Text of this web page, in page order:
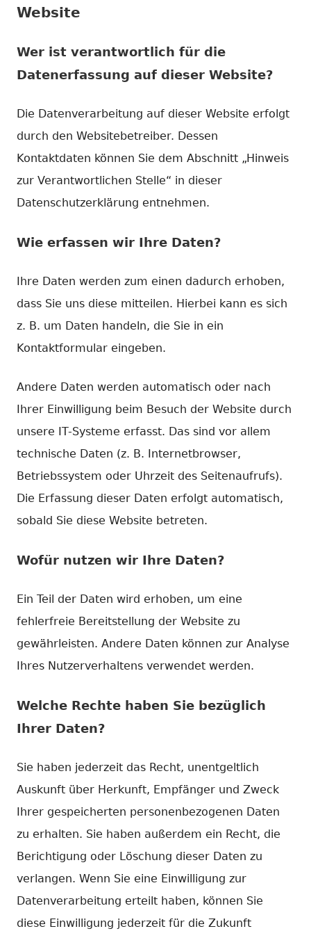
Website
Wer ist verantwortlich für die
Datenerfassung auf dieser Website?
Die Datenverarbeitung auf dieser Website erfolgt
durch den Websitebetreiber. Dessen
Kontaktdaten können Sie dem Abschnitt „Hinweis
zur Verantwortlichen Stelle“ in dieser
Datenschutzerklärung entnehmen.
Wie erfassen wir Ihre Daten?
Ihre Daten werden zum einen dadurch erhoben,
dass Sie uns diese mitteilen. Hierbei kann es sich
z. B. um Daten handeln, die Sie in ein
Kontaktformular eingeben.
Andere Daten werden automatisch oder nach
Ihrer Einwilligung beim Besuch der Website durch
unsere IT-Systeme erfasst. Das sind vor allem
technische Daten (z. B. Internetbrowser,
Betriebssystem oder Uhrzeit des Seitenaufrufs).
Die Erfassung dieser Daten erfolgt automatisch,
sobald Sie diese Website betreten.
Wofür nutzen wir Ihre Daten?
Ein Teil der Daten wird erhoben, um eine
fehlerfreie Bereitstellung der Website zu
gewährleisten. Andere Daten können zur Analyse
Ihres Nutzerverhaltens verwendet werden.
Welche Rechte haben Sie bezüglich
Ihrer Daten?
Sie haben jederzeit das Recht, unentgeltlich
Auskunft über Herkunft, Empfänger und Zweck
Ihrer gespeicherten personenbezogenen Daten
zu erhalten. Sie haben außerdem ein Recht, die
Berichtigung oder Löschung dieser Daten zu
verlangen. Wenn Sie eine Einwilligung zur
Datenverarbeitung erteilt haben, können Sie
diese Einwilligung jederzeit für die Zukunft